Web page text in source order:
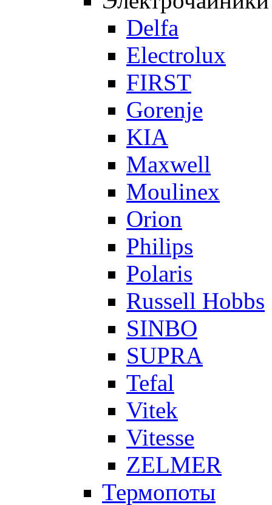
Delfa
Electrolux
FIRST
Gorenje
KIA
Maxwell
Moulinex
Orion
Philips
Polaris
Russell Hobbs
SINBO
SUPRA
Tefal
Vitek
Vitesse
ZELMER
Термопоты